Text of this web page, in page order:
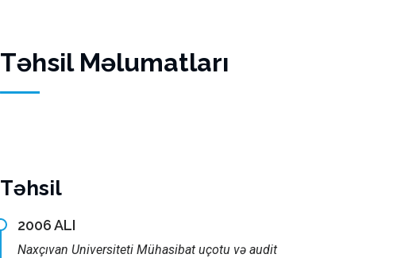
Təhsil Məlumatları
Təhsil
2006 ALI
Naxçıvan Universiteti Mühasibat uçotu və audit